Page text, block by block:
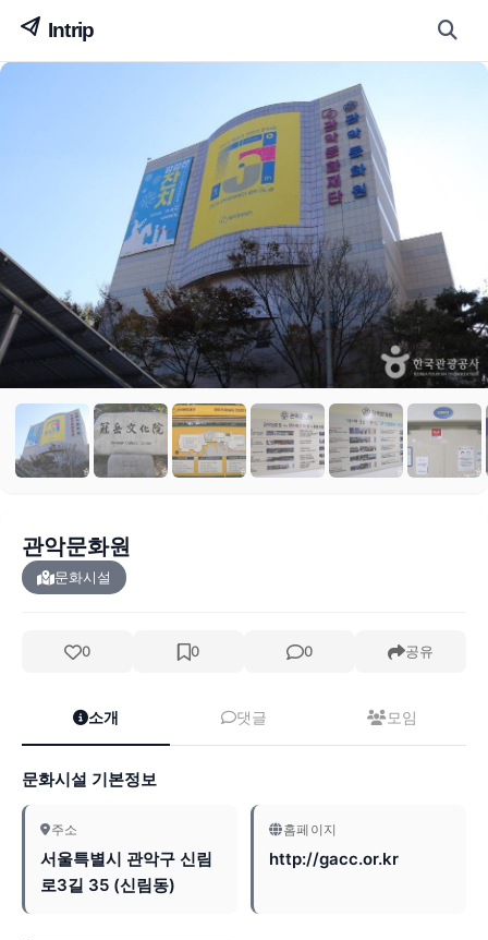
관악문화원
문화시설
0 0 0 공유
소개 댓글 모임
문화시설 기본정보
주소
서울특별시 관악구 신림
로3길 35 (신림동)
홈페이지
http://gacc.or.kr